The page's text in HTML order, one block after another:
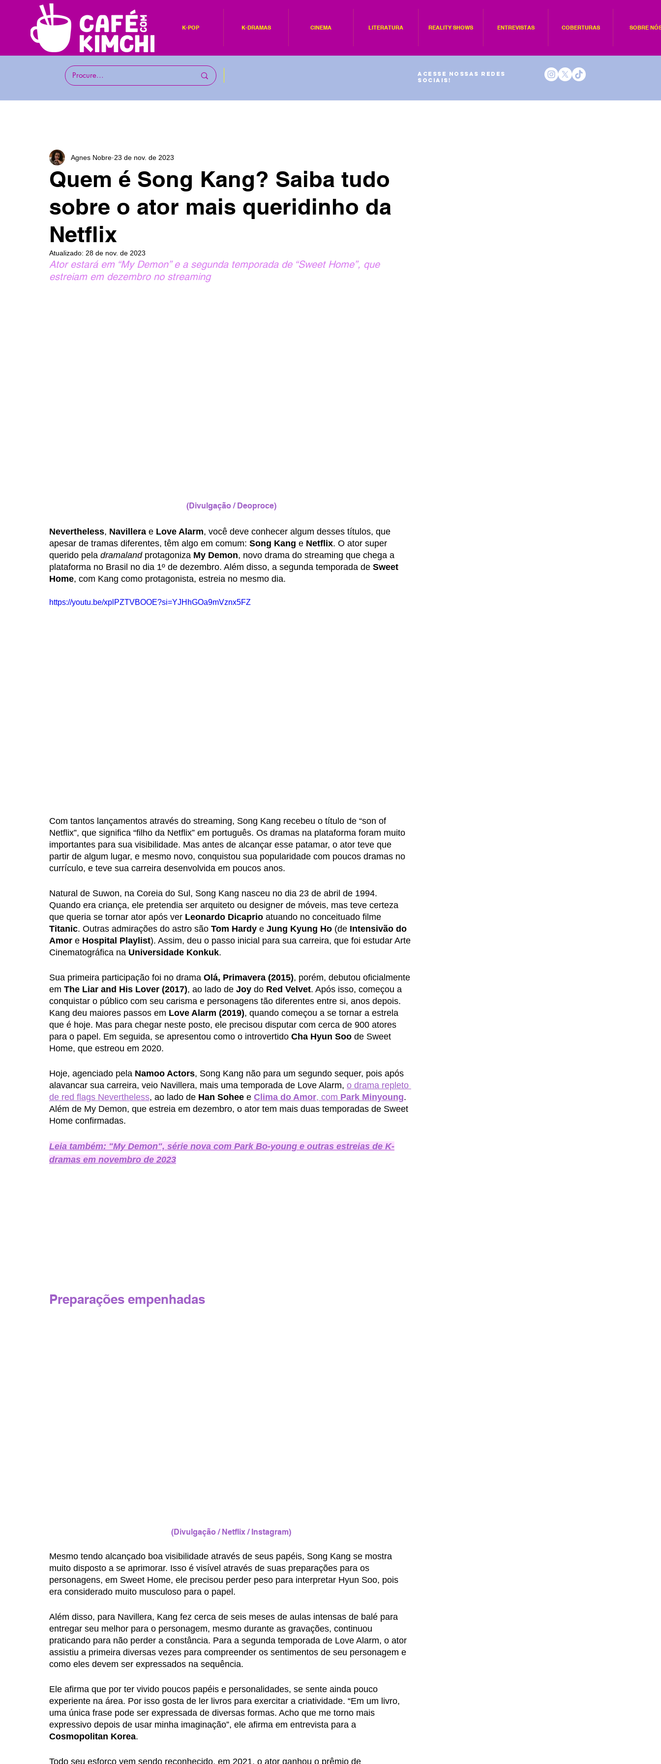
K-POP K-DRAMAS CINEMA LITERATURA REALITY SHOWS ENTREVISTAS COBERTURAS SOBRE
Acesse nossas redes
sociais!
Quem é Song Kang? Saiba tudo
sobre o ator mais queridinho da
Netflix
Agnes Nobre 23 de nov. de 2023
Atualizado: 28 de nov. de 2023
Ator estará em “My Demon” e a segunda temporada de “Sweet Home”, que
estreiam em dezembro no streaming
(Divulgação / Deoproce)
Nevertheless, Navillera e Love Alarm, você deve conhecer algum desses títulos, que
apesar de tramas diferentes, têm algo em comum: Song Kang e Netflix. O ator super
querido pela dramaland protagoniza My Demon, novo drama do streaming que chega a
plataforma no Brasil no dia 1º de dezembro. Além disso, a segunda temporada de Sweet
Home, com Kang como protagonista, estreia no mesmo dia.
https://youtu.be/xplPZTVBOOE?si=YJHhGOa9mVznx5FZ
Com tantos lançamentos através do streaming, Song Kang recebeu o título de “son of
Netflix”, que significa “filho da Netflix” em português. Os dramas na plataforma foram muito
importantes para sua visibilidade. Mas antes de alcançar esse patamar, o ator teve que
partir de algum lugar, e mesmo novo, conquistou sua popularidade com poucos dramas no
currículo, e teve sua carreira desenvolvida em poucos anos.
Natural de Suwon, na Coreia do Sul, Song Kang nasceu no dia 23 de abril de 1994.
Quando era criança, ele pretendia ser arquiteto ou designer de móveis, mas teve certeza
que queria se tornar ator após ver Leonardo Dicaprio atuando no conceituado filme
Titanic. Outras admirações do astro são Tom Hardy e Jung Kyung Ho (de Intensivão do
Amor e Hospital Playlist). Assim, deu o passo inicial para sua carreira, que foi estudar Arte
Cinematográfica na Universidade Konkuk.
Sua primeira participação foi no drama Olá, Primavera (2015), porém, debutou oficialmente
em The Liar and His Lover (2017), ao lado de Joy do Red Velvet. Após isso, começou a
conquistar o público com seu carisma e personagens tão diferentes entre si, anos depois.
Kang deu maiores passos em Love Alarm (2019), quando começou a se tornar a estrela
que é hoje. Mas para chegar neste posto, ele precisou disputar com cerca de 900 atores
para o papel. Em seguida, se apresentou como o introvertido Cha Hyun Soo de Sweet
Home, que estreou em 2020.
Hoje, agenciado pela Namoo Actors, Song Kang não para um segundo sequer, pois após
alavancar sua carreira, veio Navillera, mais uma temporada de Love Alarm, o drama repleto
de red flags Nevertheless, ao lado de Han Sohee e Clima do Amor, com Park Minyoung.
Além de My Demon, que estreia em dezembro, o ator tem mais duas temporadas de Sweet
Home confirmadas.
Leia também: "My Demon", série nova com Park Bo-young e outras estreias de K-
dramas em novembro de 2023
Preparações empenhadas
(Divulgação / Netflix / Instagram)
Mesmo tendo alcançado boa visibilidade através de seus papéis, Song Kang se mostra
muito disposto a se aprimorar. Isso é visível através de suas preparações para os
personagens, em Sweet Home, ele precisou perder peso para interpretar Hyun Soo, pois
era considerado muito musculoso para o papel.
Além disso, para Navillera, Kang fez cerca de seis meses de aulas intensas de balé para
entregar seu melhor para o personagem, mesmo durante as gravações, continuou
praticando para não perder a constância. Para a segunda temporada de Love Alarm, o ator
assistiu a primeira diversas vezes para compreender os sentimentos de seu personagem e
como eles devem ser expressados na sequência.
Ele afirma que por ter vivido poucos papéis e personalidades, se sente ainda pouco
experiente na área. Por isso gosta de ler livros para exercitar a criatividade. “Em um livro,
uma única frase pode ser expressada de diversas formas. Acho que me torno mais
expressivo depois de usar minha imaginação”, ele afirma em entrevista para a
Cosmopolitan Korea.
Todo seu esforço vem sendo reconhecido, em 2021, o ator ganhou o prêmio de